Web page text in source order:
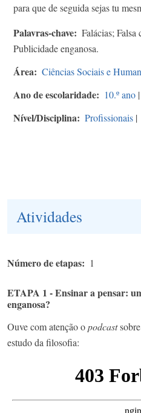
para que de seguida sejas tu
Palavras-chave
Falácias; Falsa
Publicidade enganosa.
Área Ciências Sociais e
Ano de escolaridade 10.º ano |
Nível/Disciplina Profissionais |
Atividades
Número de etapas 1
ETAPA 1 - Ensinar a pensar:
enganosa?
Ouve com atenção opodcast
estudo da filosofia: